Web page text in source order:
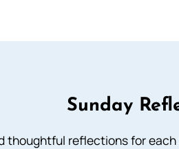
Sunday
thoughtful reflections for each